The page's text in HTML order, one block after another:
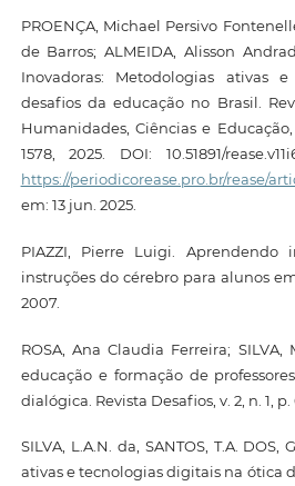
PROENÇA, Michael Persivo
de Barros; ALMEIDA, Alisson
Inovadoras: Metodologias ativas
desafios da educação no Brasil.
Humanidades, Ciências e Educação,
1578, 2025. DOI: 10.51891/
https://periodicorease.pro.br/rease/
em: 13 jun. 2025.
PIAZZI, Pierre Luigi. Aprendendo
instruções do cérebro para alunos
2007.
ROSA, Ana Claudia Ferreira;
educação e formação de
dialógica. Revista Desafios, v. 2, n. 1, p.
SILVA, L.A.N. da, SANTOS, T.A.
ativas e tecnologias digitais na ótica